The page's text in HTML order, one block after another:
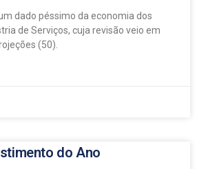
dado péssimo da economia dos
de Serviços, cuja revisão veio em
(50).
do Ano